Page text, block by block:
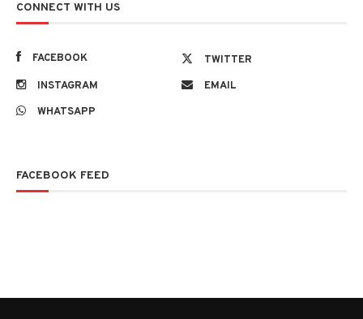
CONNECT WITH US
FACEBOOK
TWITTER
INSTAGRAM
EMAIL
WHATSAPP
FACEBOOK FEED